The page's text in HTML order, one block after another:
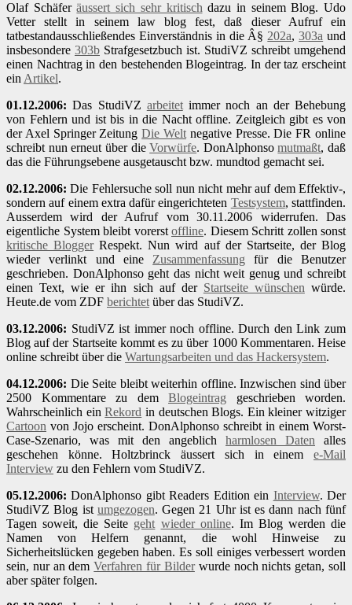
Olaf Schäferäussert sich sehr kritisch dazu in seinem Blog. Udo
Vetter stellt in seinem law blog fest, daß dieser Aufruf ein
tatbestandausschließendes Einverständnis in die Â§ 202a,303a und
insbesondere 303b Strafgesetzbuch ist. StudiVZ schreibt umgehend
einen Nachtrag in den bestehenden Blogeintrag. In der taz erscheint
ein Artikel.
01.12.2006: Das StudiVZ arbeitetimmer noch an der Behebung
von Fehlern und ist bis in die Nacht offline. Zeitgleich gibt es von
der Axel Springer ZeitungDie Welt negative Presse. Die FR online
schreibt nun erneut über dieVorwürfe. DonAlphonsomutmaßt, daß
das die Führungsebene ausgetauscht bzw. mundtod gemacht sei.
02.12.2006: Die Fehlersuche soll nun nicht mehr auf dem Effektiv-,
sondern auf einem extra dafür eingerichteten Testsystem, stattfinden.
Ausserdem wird der Aufruf vom 30.11.2006 widerrufen. Das
eigentliche System bleibt vorerst offline. Diesem Schritt zollen sonst
kritische BloggerRespekt. Nun wird auf der Startseite, der Blog
wieder verlinkt und eine Zusammenfassung für die Benutzer
geschrieben. DonAlphonso geht das nicht weit genug und schreibt
einen Text, wie er ihn sich auf der Startseite wünschen würde.
Heute.de vom ZDF berichtet über das StudiVZ.
03.12.2006: StudiVZ ist immer noch offline. Durch den Link zum
Blog auf der Startseite kommt es zu über 1000 Kommentaren. Heise
online schreibt über die Wartungsarbeiten und das Hackersystem.
04.12.2006: Die Seite bleibt weiterhin offline. Inzwischen sind über
2500 Kommentare zu dem Blogeintrag geschrieben worden.
Wahrscheinlich einRekord in deutschen Blogs. Ein kleiner witziger
Cartoon von Jojo erscheint. DonAlphonso schreibt in einem Worst-
Case-Szenario, was mit den angeblich harmlosen Daten alles
geschehen könne. Holtzbrinck äussert sich in einem e-Mail
Interview zu den Fehlern vom StudiVZ.
05.12.2006: DonAlphonso gibt Readers Edition ein Interview. Der
StudiVZ Blog ist umgezogen. Gegen 21 Uhr ist es dann nach fünf
Tagen soweit, die Seite geht wieder online. Im Blog werden die
Namen von Helfern genannt, die wohl Hinweise zu
Sicherheitslücken gegeben haben. Es soll einiges verbessert worden
sein, nur an demVerfahren für Bilderwurde noch nichts getan, soll
aber später folgen.